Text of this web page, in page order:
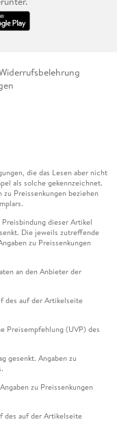
die das Lesen aber nicht
als solche gekennzeichnet.
Preissenkungen beziehen
dieser Artikel
Die jeweils zutreffende
zu Preissenkungen
an den Anbieter der
des auf der Artikelseite
Preisempfehlung (UVP) des
gesenkt. Angaben zu
zu Preissenkungen
des auf der Artikelseite